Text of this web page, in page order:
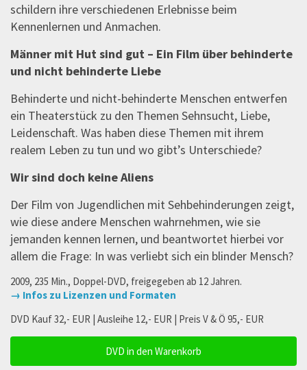
schildern ihre verschiedenen Erlebnisse beim
Kennenlernen und Anmachen.
Männer mit Hut sind gut – Ein Film über behinderte
und nicht behinderte Liebe
Behinderte und nicht-behinderte Menschen entwerfen
ein Theaterstück zu den Themen Sehnsucht, Liebe,
Leidenschaft. Was haben diese Themen mit ihrem
realem Leben zu tun und wo gibt’s Unterschiede?
Wir sind doch keine Aliens
Der Film von Jugendlichen mit Sehbehinderungen zeigt,
wie diese andere Menschen wahrnehmen, wie sie
jemanden kennen lernen, und beantwortet hierbei vor
allem die Frage: In was verliebt sich ein blinder Mensch?
2009, 235 Min., Doppel-DVD, freigegeben ab 12 Jahren.
→ Infos zu Lizenzen und Formaten
DVD Kauf 32,- EUR | Ausleihe 12,- EUR | Preis V & Ö 95,- EUR
DVD in den Warenkorb